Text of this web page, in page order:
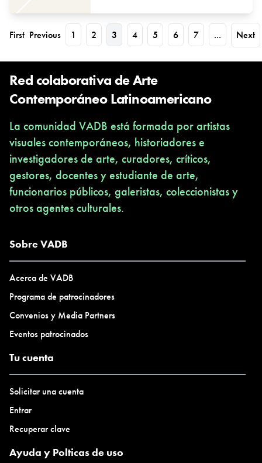
First Previous 1 2 3 4 5 6 7 ... Next
Red colaborativa de Arte
Contemporáneo Latinoamericano
La comunidad VADB está formada por artistas
visuales contemporáneos, historiadores e
investigadores de arte, curadores, críticos,
gestores, docentes y estudiante de arte,
funcionarios públicos, galeristas, coleccionistas y
otros agentes culturales.
Sobre VADB
Acerca de VADB
Programa de patrocinadores
Convenios y Media Partners
Eventos patrocinados
Tu cuenta
Solicitar una cuenta
Entrar
Recuperar clave
Ayuda y Polticas de uso